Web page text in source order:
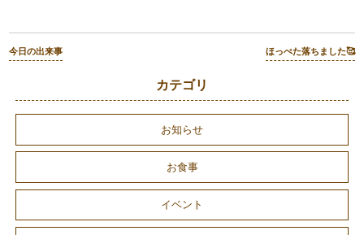
今日の出来事 ほっぺた落ちました🥰
カテゴリ
お知らせ
お食事
イベント